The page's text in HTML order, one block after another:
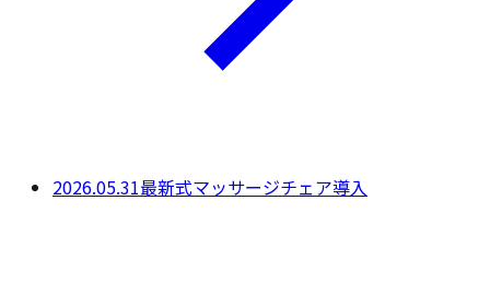
2026.05.31最新式マッサージチェア導入